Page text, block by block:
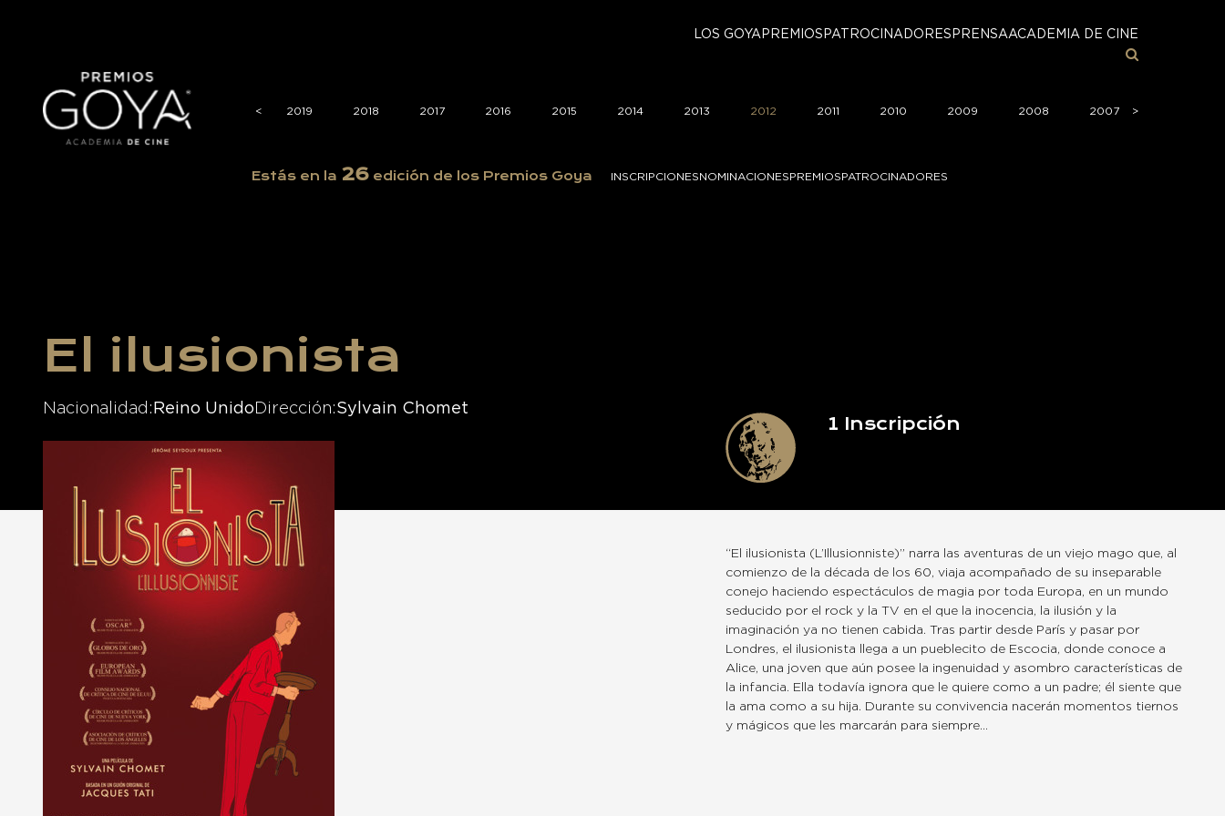
LOS GOYA PREMIOS PATROCINADORES PRENSAACADEMIA DE CINE
<
<
2022 2021 2019 2018 2017 2016 2015 2014 2013 2012 2011 2010 2009 2008 2007 >
>
Estás en la 26 edición de los Premios Goya INSCRIPCIONESNOMINACIONESPREMIOSPATROCINADORES
El ilusionista
Nacionalidad Reino Unido Dirección Sylvain Chomet
1 Inscripción
“El ilusionista (L’Illusionniste)” narra las aventuras de un viejo mago que, al
comienzo de la década de los 60, viaja acompañado de su inseparable
conejo haciendo espectáculos de magia por toda Europa, en un mundo
seducido por el rock y la TV en el que la inocencia, la ilusión y la
imaginación ya no tienen cabida. Tras partir desde París y pasar por
Londres, el ilusionista llega a un pueblecito de Escocia, donde conoce a
Alice, una joven que aún posee la ingenuidad y asombro características de
la infancia. Ella todavía ignora que le quiere como a un padre; él siente que
la ama como a su hija. Durante su convivencia nacerán momentos tiernos
y mágicos que les marcarán para siempre…